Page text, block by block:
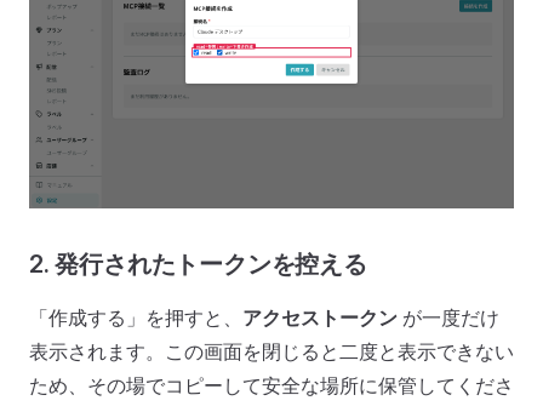
2. 発行されたトークンを控える
「作成する」を押すと、 アクセストークン が一度だけ
表示されます。この画面を閉じると二度と表示できない
ため、その場でコピーして安全な場所に保管してくださ